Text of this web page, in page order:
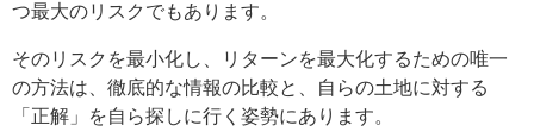
つ最大のリスクでもあります。
そのリスクを最小化し、リターンを最大化するための唯一
の方法は、徹底的な情報の比較と、自らの土地に対する
「正解」を自ら探しに行く姿勢にあります。